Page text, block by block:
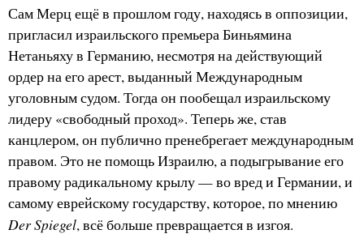
Сам Мерц ещё в прошлом году, находясь в оппозиции,
пригласил израильского премьера Биньямина
Нетаньяху в Германию, несмотря на действующий
ордер на его арест, выданный Международным
уголовным судом. Тогда он пообещал израильскому
лидеру «свободный проход». Теперь же, став
канцлером, он публично пренебрегает международным
правом. Это не помощь Израилю, а подыгрывание его
правому радикальному крылу — во вред и Германии, и
самому еврейскому государству, которое, по мнению
Der Spiegel, всё больше превращается в изгоя.